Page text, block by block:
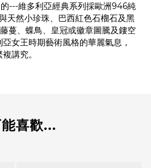
---維多利亞經典系列採歐洲946純
天然小珍珠、巴西紅色石榴石及黑
蔓、蝶鳥、皇冠或徽章圖騰及鏤空
女王時期藝術風格的華麗氣息，
講究。
喜歡...